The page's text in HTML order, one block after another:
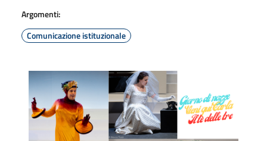
Argomenti:
Comunicazione istituzionale